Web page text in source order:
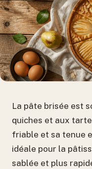
La pâte brisée est
quiches et aux
friable et sa tenue
idéale pour la
sablée et plus